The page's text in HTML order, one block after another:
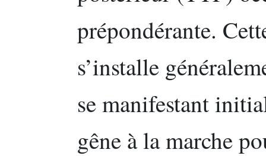
prépondérante.
s’installe
se manifestant
gêne à la marche